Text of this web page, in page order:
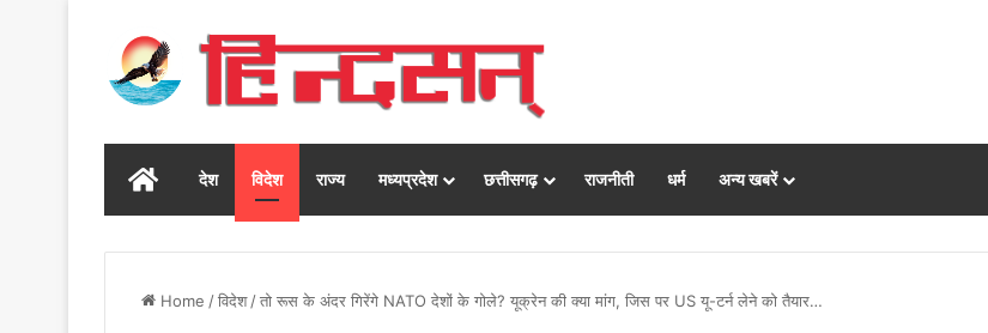
Homeदेश विदेश राज्य मध्यप्रदेश छत्तीसगढ़ राजनीती धर्म अन्य खबरें
Home /विदेश/तो रूस के अंदर गिरेंगे NATO देशों के गोले? यूक्रेन की क्या मांग, जिस पर US यू-टर्न लेने को तैयार…